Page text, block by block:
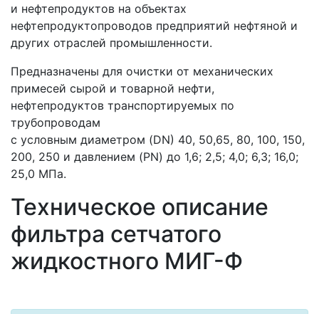
и нефтепродуктов на объектах
нефтепродуктопроводов предприятий нефтяной и
других отраслей промышленности.
Предназначены для очистки от механических
примесей сырой и товарной нефти,
нефтепродуктов транспортируемых по
трубопроводам
с условным диаметром (DN) 40, 50,65, 80, 100, 150,
200, 250 и давлением (PN) до 1,6; 2,5; 4,0; 6,3; 16,0;
25,0 МПа.
Техническое описание
фильтра сетчатого
жидкостного МИГ-Ф